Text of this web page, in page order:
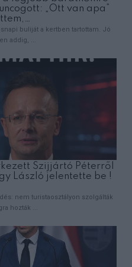
tudni érdemes, mielőtt